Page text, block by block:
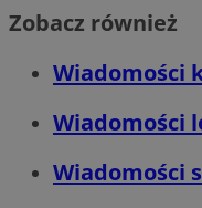
Zobacz również
Wiadomości
Wiadomości
Wiadomości